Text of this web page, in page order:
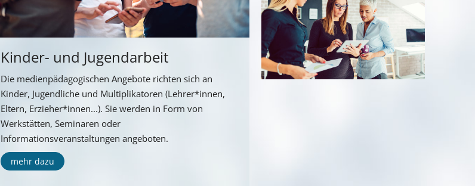
Kinder- und Jugendarbeit
Die medienpädagogischen Angebote richten sich an
Kinder, Jugendliche und Multiplikatoren (Lehrer*innen,
Eltern, Erzieher*innen...). Sie werden in Form von
Werkstätten, Seminaren oder
Informationsveranstaltungen angeboten.
mehr dazu